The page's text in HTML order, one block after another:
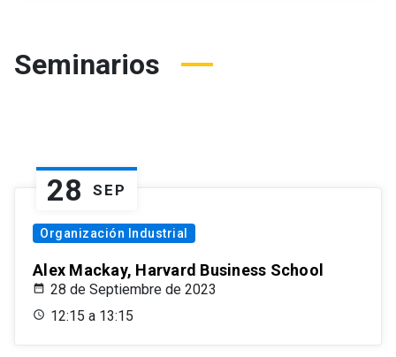
Seminarios
28 SEP
Organización Industrial
Alex Mackay, Harvard Business School
28 de Septiembre de 2023
12:15 a 13:15